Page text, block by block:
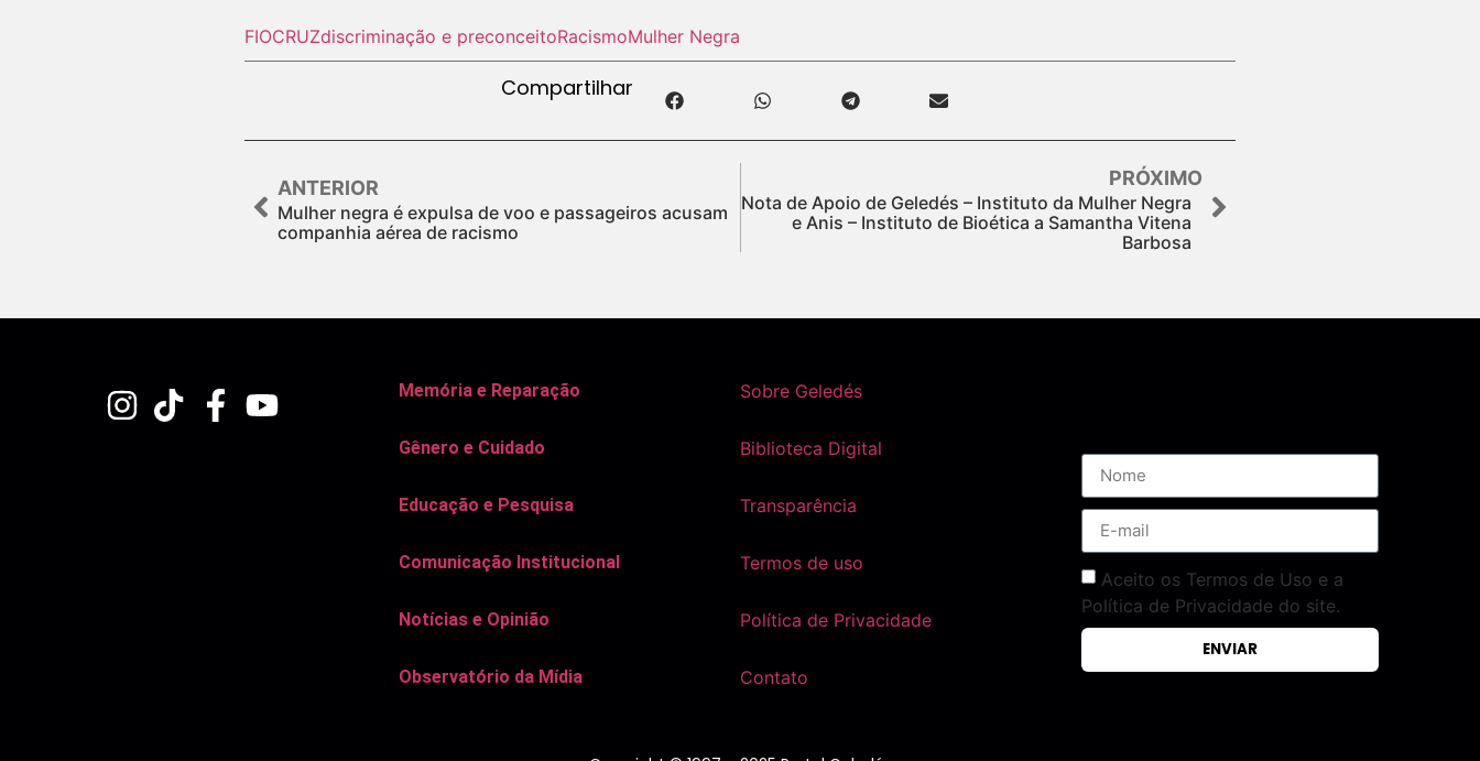
FIOCRUZdiscriminação e preconceitoRacismoMulher Negra
Compartilhar
ANTERIOR
Mulher negra é expulsa de voo e passageiros acusam
companhia aérea de racismo
PRÓXIMO
Nota de Apoio de Geledés – Instituto da Mulher Negra
e Anis – Instituto de Bioética a Samantha Vitena
Barbosa
Memória e Reparação
Gênero e Cuidado
Educação e Pesquisa
Comunicação Institucional
Notícias e Opinião
Observatório da Mídia
Sobre Geledés
Biblioteca Digital
Transparência
Termos de uso
Política de Privacidade
Contato
Aceito os Termos de Uso e a
Política de Privacidade do site.
ENVIAR